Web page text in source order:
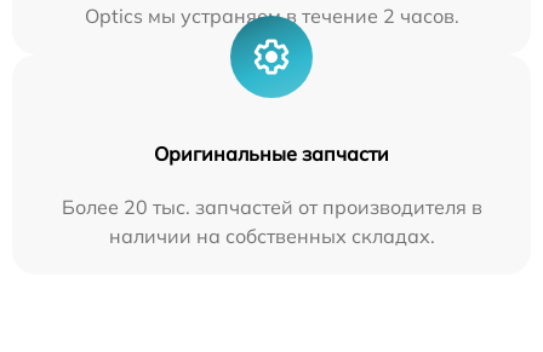
Optics мы устраняем в течение 2 часов.
Оригинальные запчасти
Более 20 тыс. запчастей от производителя в
наличии на собственных складах.